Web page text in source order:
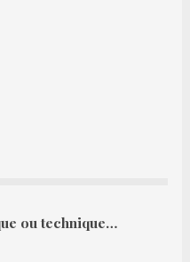
ou technique…